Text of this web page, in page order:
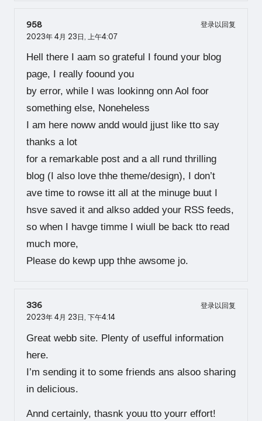
958
登录以回复
2023年 4月 23日,
上午4:07
Hell there I aam so grateful I found your blog
page, I really foound you
by error, while I was lookinng onn Aol foor
something else, Noneheless
I am here noww andd would jjust like tto say
thanks a lot
for a remarkable post and a all rund thrilling
blog (I also love thhe theme/design), I don’t
ave time to rowse itt all at the minuge buut I
hsve saved it and alkso added your RSS feeds,
so when I havge timme I wiull be back tto read
much more,
Please do kewp upp thhe awsome jo.
336
登录以回复
2023年 4月 23日, 下午4:14
Great webb site. Plenty of usefful information
here.
I’m sending it to some friends ans alsoo sharing
in delicious.
Annd certainly, thasnk youu tto yourr effort!